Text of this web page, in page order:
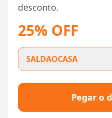
desconto.
25% OFF
SALDAOCASA
Pegar o